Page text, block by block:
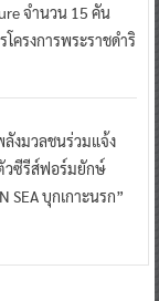
จำนวน 15 คัน
ครงการพระราชดำริ
งมวลชนร่วมแจ้ง
วซีรีส์ฟอร์มยักษ์
SEA บุกเกาะนรก”